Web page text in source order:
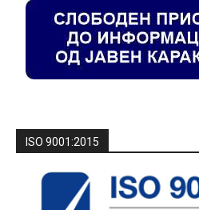
ISO 9001:2015